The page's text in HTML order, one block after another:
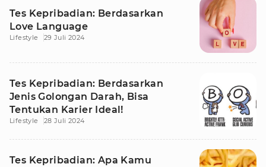
Tes Kepribadian: Berdasarkan
Love Language
Lifestyle 29 Juli 2024
Tes Kepribadian: Berdasarkan
Jenis Golongan Darah, Bisa
Tentukan Karier Ideal!
Lifestyle 28 Juli 2024
Tes Kepribadian: Apa Kamu